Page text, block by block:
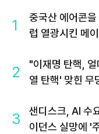
1
중국산 에어콘
럽 열광시킨 메이
2
"이재명 탄핵,
열 탄핵' 맞힌 무
3
샌디스크, AI 수
이던스 실망에 '